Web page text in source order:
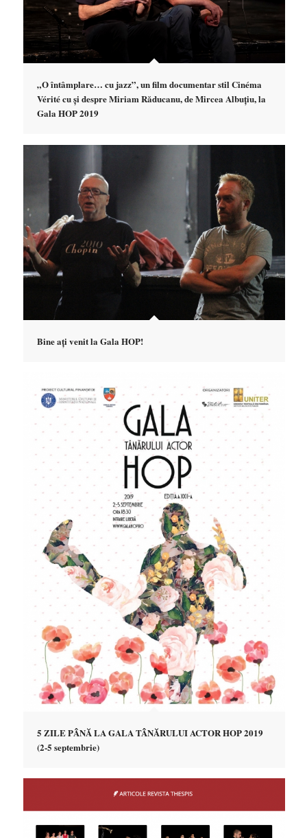
„O întâmplare… cu jazz”, un film documentar stil Cinéma
Vérité cu și despre Miriam Răducanu, de Mircea Albuțiu, la
Gala HOP 2019
Bine ați venit la Gala HOP!
5 ZILE PÂNĂ LA GALA TÂNĂRULUI ACTOR HOP 2019
(2-5 septembrie)